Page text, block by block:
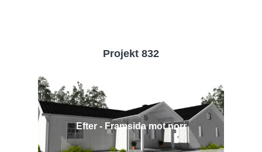
Projekt 832
Efter - Framsida mot norr